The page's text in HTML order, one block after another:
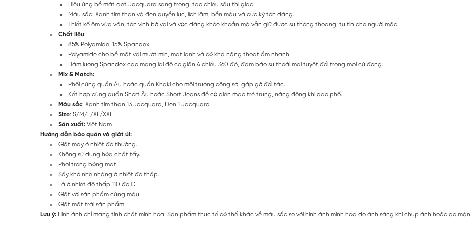
Hiệu ứng bề mặt dệt Jacquard sang trọng, tạo chiều sâu thị giác.
Màu sắc: Xanh tím than và đen quyền lực, lịch lãm, bền màu và cực kỳ tôn dáng.
Thiết kế ôm vừa vặn, tôn vinh bờ vai và vóc dáng khỏe khoắn mà vẫn giữ được sự thông thoáng, tự tin cho người mặc.
Chất liệu:
85% Polyamide, 15% Spandex
Polyamide cho bề mặt vải mướt mịn, mát lạnh và có khả năng thoát ẩm nhanh.
Hàm lượng Spandex cao mang lại độ co giãn 4 chiều 360 độ, đảm bảo sự thoải mái tuyệt đối trong mọi cử động.
Mix & Match:
Phối cùng quần Âu hoặc quần Khaki cho môi trường công sở, gặp gỡ đối tác.
Kết hợp cùng quần Short Âu hoặc Short Jeans để có diện mạo trẻ trung, năng động khi dạo phố.
Màu sắc: Xanh tím than 13 Jacquard, Đen 1 Jacquard
Size: S/M/L/XL/XXL
Sản xuất: Việt Nam
Hướng dẫn bảo quản và giặt ủi:
Giặt máy ở nhiệt độ thường.
Không sử dụng hóa chất tẩy.
Phơi trong bóng mát.
Sấy khô nhẹ nhàng ở nhiệt độ thấp.
Là ở nhiệt độ thấp 110 độ C.
Giặt với sản phẩm cùng màu.
Giặt mặt trái sản phẩm.
Lưu ý: Hình ảnh chỉ mang tính chất minh họa. Sản phẩm thực tế có thể khác về màu sắc so với hình ảnh minh họa do ánh sáng khi chụp ảnh hoặc do